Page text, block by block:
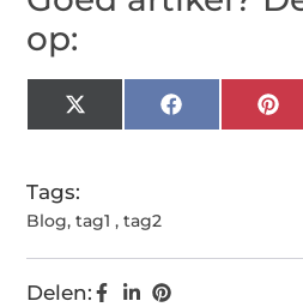
op:
X
(Twitter)
Facebook
Tags:
Blog,tag1 ,tag2
Delen: